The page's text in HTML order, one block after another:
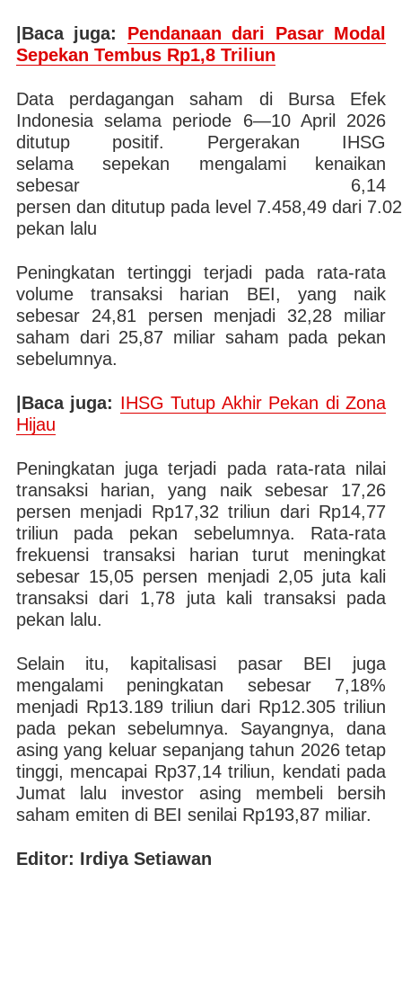
|Baca juga: Pendanaan dari Pasar Modal
Sepekan Tembus Rp1,8 Triliun
Data perdagangan saham di Bursa Efek
Indonesia selama periode 6—10 April 2026
ditutup positif. Pergerakan IHSG
selama sepekan mengalami kenaikan
sebesar 6,14
persen dan ditutup pada level 7.458,49 dari
pekan lalu
Peningkatan tertinggi terjadi pada rata-rata
volume transaksi harian BEI, yang naik
sebesar 24,81 persen menjadi 32,28 miliar
saham dari 25,87 miliar saham pada pekan
sebelumnya.
|Baca juga: IHSG Tutup Akhir Pekan di Zona
Hijau
Peningkatan juga terjadi pada rata-rata nilai
transaksi harian, yang naik sebesar 17,26
persen menjadi Rp17,32 triliun dari Rp14,77
triliun pada pekan sebelumnya. Rata-rata
frekuensi transaksi harian turut meningkat
sebesar 15,05 persen menjadi 2,05 juta kali
transaksi dari 1,78 juta kali transaksi pada
pekan lalu.
Selain itu, kapitalisasi pasar BEI juga
mengalami peningkatan sebesar 7,18%
menjadi Rp13.189 triliun dari Rp12.305 triliun
pada pekan sebelumnya. Sayangnya, dana
asing yang keluar sepanjang tahun 2026 tetap
tinggi, mencapai Rp37,14 triliun, kendati pada
Jumat lalu investor asing membeli bersih
saham emiten di BEI senilai Rp193,87 miliar.
Editor: Irdiya Setiawan